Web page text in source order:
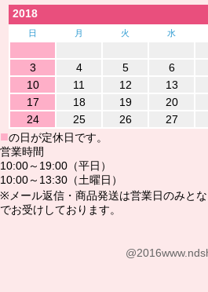
2018
日 月 火 水
3
4 5 6
10
11 12 13
17
18 19 20
24
25 26 27
■の日が定休日です。
営業時間
10:00～19:00（平日）
10:00～13:30（土曜日）
※メール返信・商品発送は営業日のみと
でお受けしております。